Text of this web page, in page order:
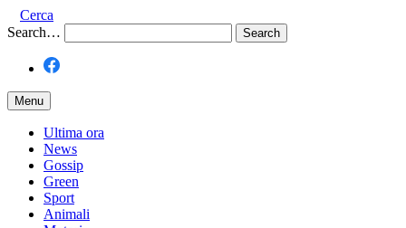
Cerca
Search…
Menu
Ultima ora
News
Gossip
Green
Sport
Animali